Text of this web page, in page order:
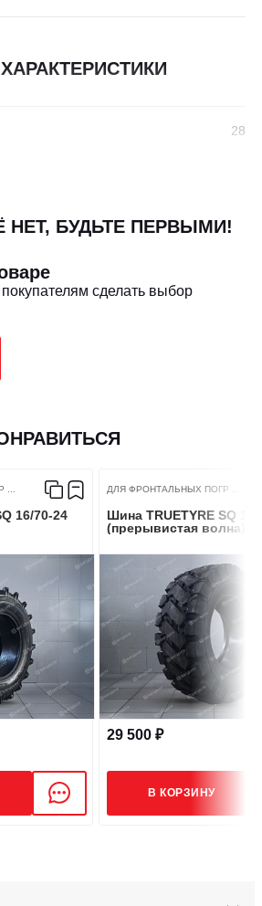
28
Пневматическая
(кг) 8250
14.00/1.5
575
Диагональная
БУДЬТЕ ПЕРВЫМИ!
сделать выбор
...
16/70-24
ДЛЯ ФРОНТАЛЬНЫХ ПОГР ...
Шина TRUETYRE SQ 16/
(прерывистая волна)
29 500 ₽
В КОРЗИНУ